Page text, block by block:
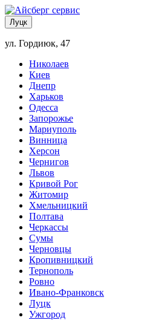
Луцк
ул. Гордиюк, 47
Николаев
Киев
Днепр
Харьков
Одесса
Запорожье
Мариуполь
Винница
Херсон
Чернигов
Львов
Кривой Рог
Житомир
Хмельницкий
Полтава
Черкассы
Сумы
Черновцы
Кропивницкий
Тернополь
Ровно
Ивано-Франковск
Луцк
Ужгород